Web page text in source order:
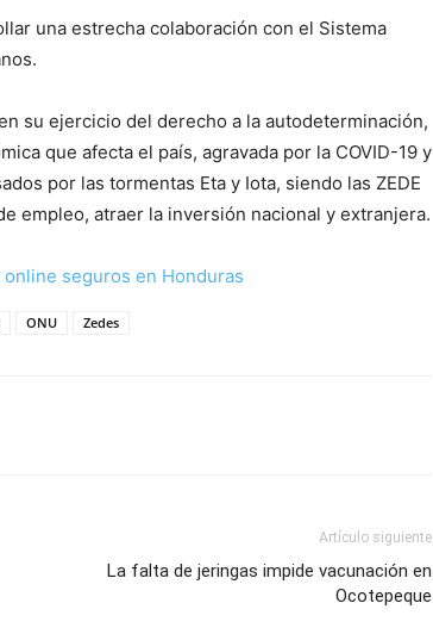
una estrecha colaboración con el Sistema
su ejercicio del derecho a la autodeterminación,
que afecta el país, agravada por la COVID-19 y
por las tormentas Eta y Iota, siendo las ZEDE
empleo, atraer la inversión nacional y extranjera.
seguros en Honduras
ONU Zedes
Artículo siguiente
La falta de jeringas impide vacunación en
Ocotepeque